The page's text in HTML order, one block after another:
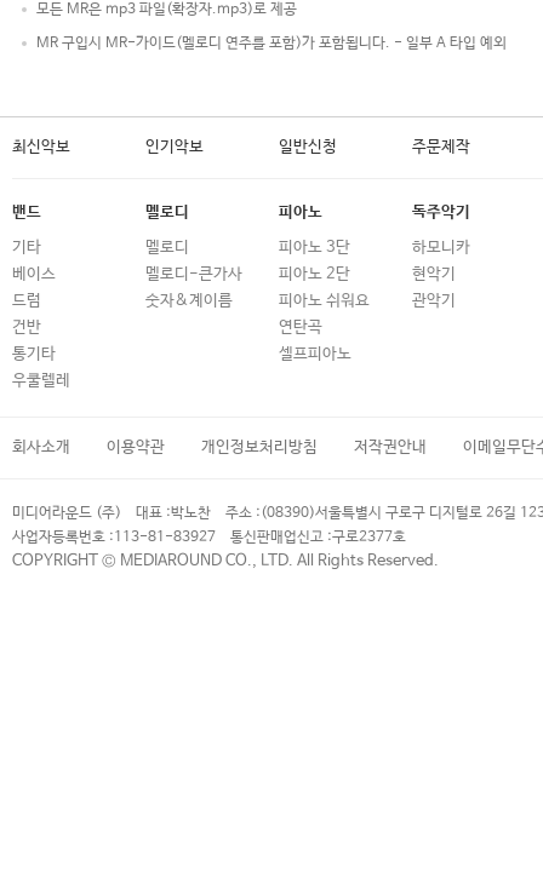
모든 MR은 mp3 파일(확장자.mp3)로 제공
MR 구입시 MR-가이드(멜로디 연주를 포함)가 포함됩니다. - 일부 A 타입 예외
최신악보 인기악보 일반신청 주문제작
밴드
기타
베이스
드럼
건반
통기타
우쿨렐레
멜로디
멜로디
멜로디-큰가사
숫자&계이름
피아노
피아노 3단
피아노 2단
피아노 쉬워요
연탄곡
셀프피아노
독주악기
하모니카
현악기
관악기
회사소개 이용약관 개인정보처리방침 저작권안내 이메일무단
미디어라운드 (주) 대표 :박노찬 주소 : (08390)서울특별시 구로구 디지털로 26길
사업자등록번호 :113-81-83927 통신판매업신고 :구로2377호
COPYRIGHT © MEDIAROUND CO., LTD. All Rights Reserved.